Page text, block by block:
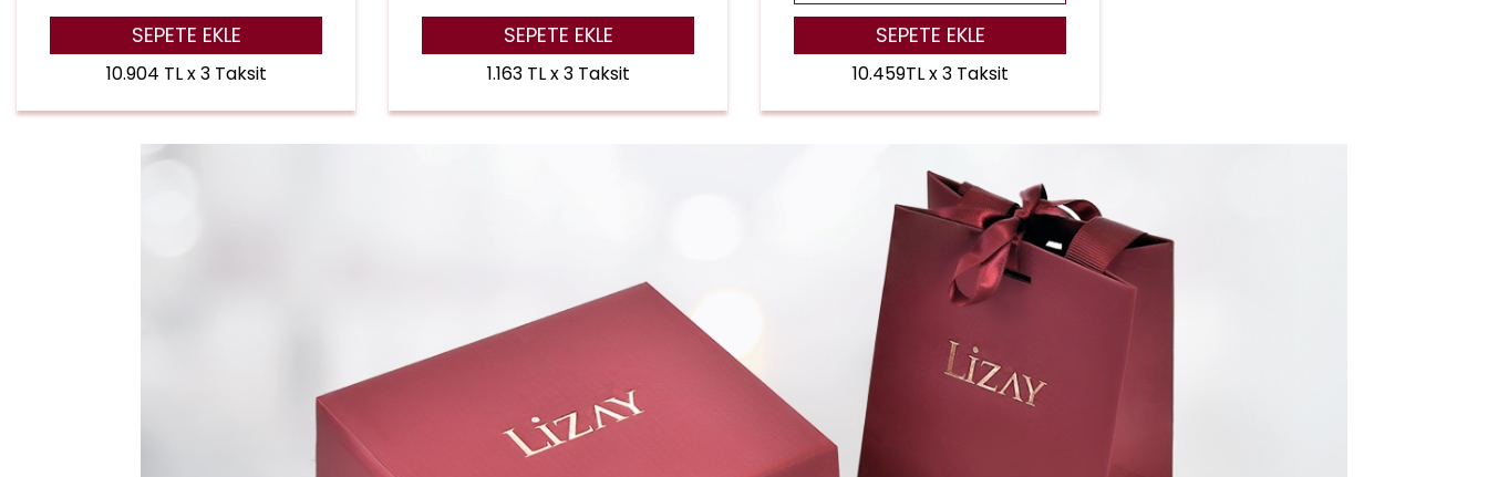
SEPETE EKLE
10.904 TL x 3 Taksit
SEPETE EKLE
1.163 TL x 3 Taksit
SEPETE EKLE
10.459TL x 3 Taksit